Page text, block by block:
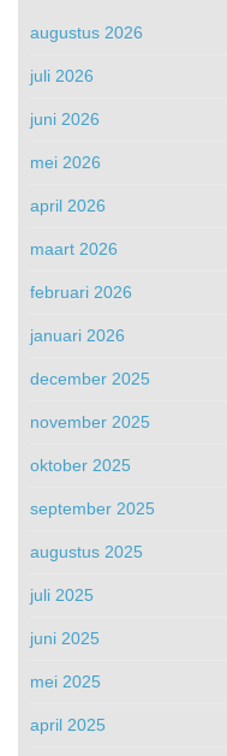
augustus 2026
juli 2026
juni 2026
mei 2026
april 2026
maart 2026
februari 2026
januari 2026
december 2025
november 2025
oktober 2025
september 2025
augustus 2025
juli 2025
juni 2025
mei 2025
april 2025